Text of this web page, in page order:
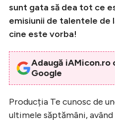
Intră în cont
sunt gata să dea tot ce
emisiunii de talentele de
cine este vorba!
Adaugă iAMicon.ro
Google
Producția Te cunosc de
ultimele săptămâni,